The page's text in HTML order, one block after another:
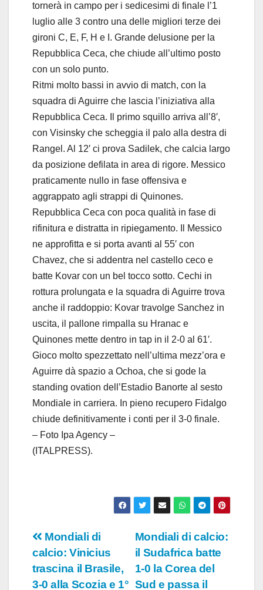
tornerà in campo per i sedicesimi di finale l’1
luglio alle 3 contro una delle migliori terze dei
gironi C, E, F, H e I. Grande delusione per la
Repubblica Ceca, che chiude all’ultimo posto
con un solo punto.
Ritmi molto bassi in avvio di match, con la
squadra di Aguirre che lascia l’iniziativa alla
Repubblica Ceca. Il primo squillo arriva all’8′,
con Visinsky che scheggia il palo alla destra di
Rangel. Al 12′ ci prova Sadilek, che calcia largo
da posizione defilata in area di rigore. Messico
praticamente nullo in fase offensiva e
aggrappato agli strappi di Quinones.
Repubblica Ceca con poca qualità in fase di
rifinitura e distratta in ripiegamento. Il Messico
ne approfitta e si porta avanti al 55′ con
Chavez, che si addentra nel castello ceco e
batte Kovar con un bel tocco sotto. Cechi in
rottura prolungata e la squadra di Aguirre trova
anche il raddoppio: Kovar travolge Sanchez in
uscita, il pallone rimpalla su Hranac e
Quinones mette dentro in tap in il 2-0 al 61′.
Gioco molto spezzettato nell’ultima mezz’ora e
Aguirre dà spazio a Ochoa, che si gode la
standing ovation dell’Estadio Banorte al sesto
Mondiale in carriera. In pieno recupero Fidalgo
chiude definitivamente i conti per il 3-0 finale.
– Foto Ipa Agency –
(ITALPRESS).
Navigazione
articoli
Mondiali di calcio:
il Sudafrica batte
1-0 la Corea del
Sud e passa il
Mondiali di
calcio: Vinicius
trascina il Brasile,
3-0 alla Scozia e 1°